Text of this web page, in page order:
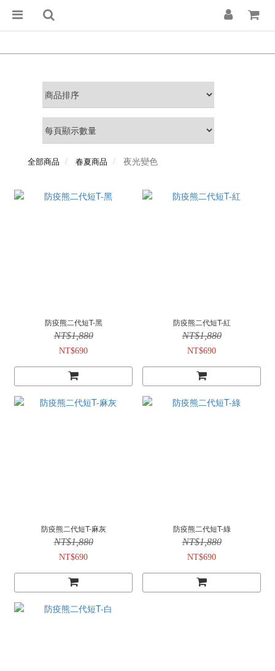
全部商品 春夏商品 夜光變色
防疫熊二代短T-黑
NT$1,880
NT$690
防疫熊二代短T-紅
NT$1,880
NT$690
防疫熊二代短T-麻灰
NT$1,880
NT$690
防疫熊二代短T-綠
NT$1,880
NT$690